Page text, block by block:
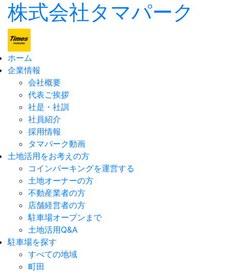
株式会社タマパーク
ホーム
企業情報
会社概要
代表ご挨拶
社是・社訓
社員紹介
採用情報
タマパーク動画
土地活用をお考えの方
コインパーキングを運営する
土地オーナーの方
不動産業者の方
店舗経営者の方
駐車場オープンまで
土地活用Q&A
駐車場を探す
すべての地域
町田